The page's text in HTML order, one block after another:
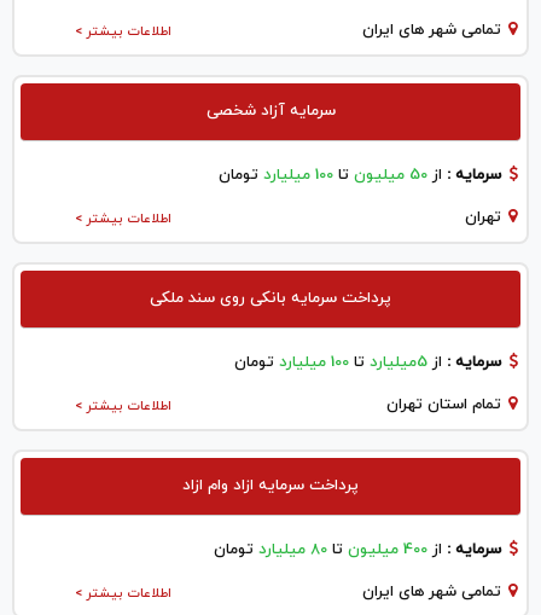
اطلاعات بیشتر > تمامی شهر های ایران
سرمایه آزاد شخصی
سرمایه : از 50 میلیون تا 100 میلیارد تومان
اطلاعات بیشتر > تهران
پرداخت سرمایه بانکی روی سند ملکی
سرمایه : از 5میلیارد تا 100 میلیارد تومان
اطلاعات بیشتر > تمام استان تهران
پرداخت سرمایه ازاد وام ازاد
سرمایه : از 400 میلیون تا 80 میلیارد تومان
اطلاعات بیشتر > تمامی شهر های ایران